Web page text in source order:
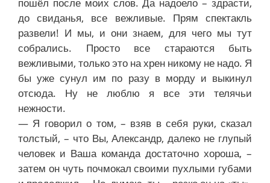
пошёл после моих слов. Да надоело – здрасти,
до свиданья, все вежливые. Прям спектакль
развели! И мы, и они знаем, для чего мы тут
собрались. Просто все стараются быть
вежливыми, только это на хрен никому не надо. Я
бы уже сунул им по разу в морду и выкинул
отсюда. Ну не люблю я все эти телячьи
нежности.
— Я говорил о том, – взяв в себя руки, сказал
толстый, – что Вы, Александр, далеко не глупый
человек и Ваша команда достаточно хороша, –
затем он чуть почмокал своими пухлыми губами